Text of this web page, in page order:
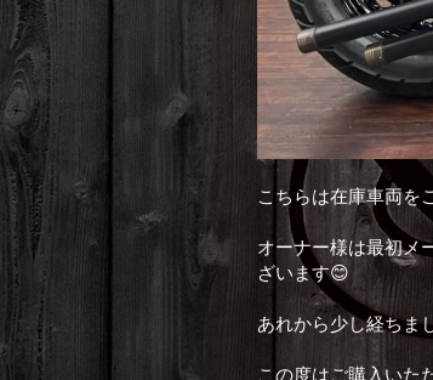
こちらは在庫車両を
オーナー様は最初メ
ざいます😊
あれから少し経ちま
この度はご購入いた